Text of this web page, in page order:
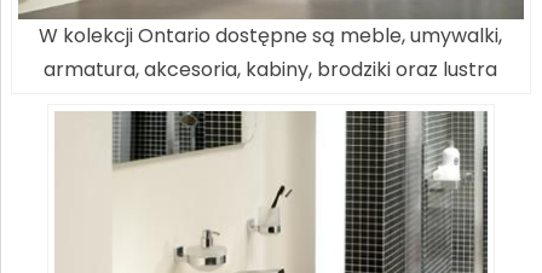
W kolekcji Ontario dostępne są meble, umywalki,
armatura, akcesoria, kabiny, brodziki oraz lustra